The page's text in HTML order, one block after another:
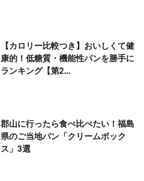
【カロリー比較つき】おいしくて健
康的！低糖質・機能性パンを勝手に
ランキング【第2...
郡山に行ったら食べ比べたい！福島
県のご当地パン「クリームボック
ス」3選